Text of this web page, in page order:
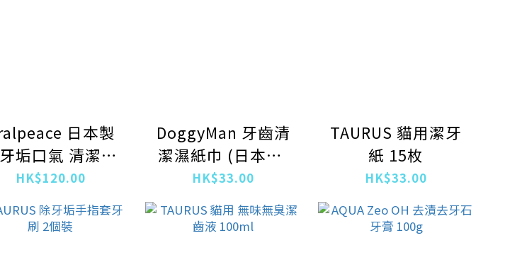
日本製
垢口氣 清潔口
乳酸菌牙膏 80g
HK$120.00
DoggyMan 牙齒清
潔濕紙巾 (日本制)
30枚入
HK$33.00
TAURUS 貓用潔牙
紙 15枚
HK$33.00